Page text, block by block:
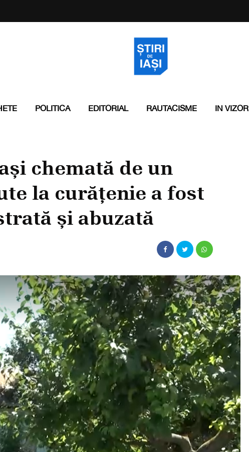
POLITICA EDITORIAL RAUTACISME IN VIZOR
chemată de un
la curățenie a fost
și abuzată